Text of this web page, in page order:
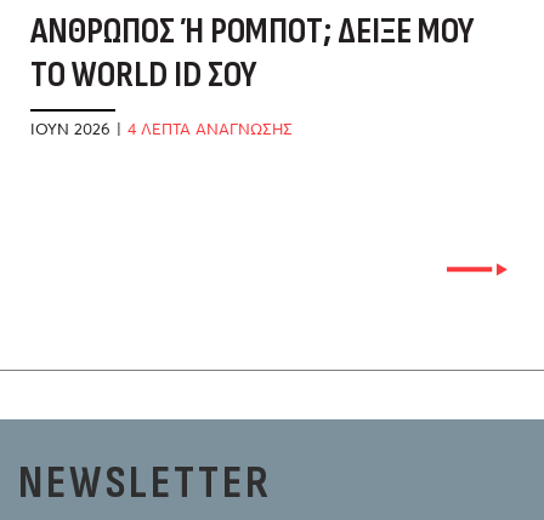
ΆΝΘΡΩΠΟΣ Ή ΡΟΜΠΌΤ; ΔΕΊΞΕ ΜΟΥ Τ
Ο WORLD ID ΣΟΥ
ΙΟΎΝ 2026 | 4 ΛΕΠΤΑ ΑΝΑΓΝΩΣΗΣ
NEWSLETTER